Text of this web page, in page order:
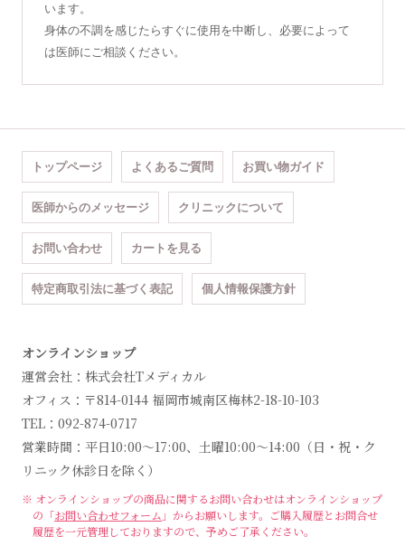
います。
身体の不調を感じたらすぐに使用を中断し、必要によって
は医師にご相談ください。
トップページ よくあるご質問 お買い物ガイド
医師からのメッセージ クリニックについて
お問い合わせ カートを見る
特定商取引法に基づく表記 個人情報保護方針
オンラインショップ
運営会社：株式会社Tメディカル
オフィス：〒814-0144 福岡市城南区梅林2-18-10-103
TEL：092-874-0717
営業時間：平日10:00～17:00、土曜10:00～14:00（日・祝・ク
リニック休診日を除く）
※ オンラインショップの商品に関するお問い合わせはオンラインショップ
の「お問い合わせフォーム 」からお願いします。 ご購入履歴とお問合せ
履歴を一元管理しておりますので、予めご了承ください。